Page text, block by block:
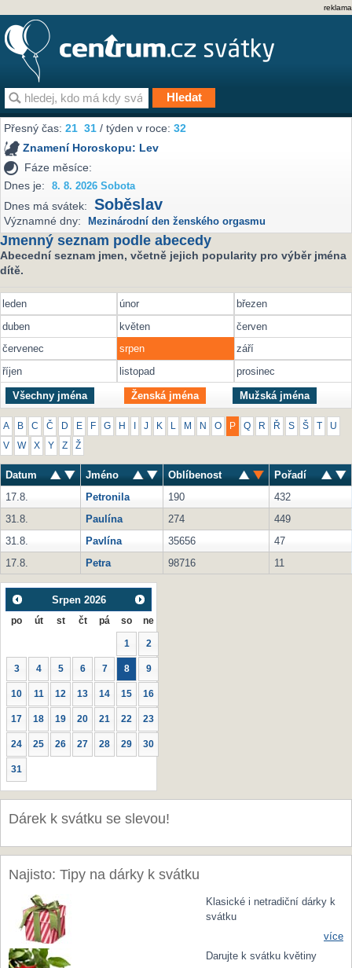
reklama
Přesný čas:21 31 / týden v roce:32
Znamení Horoskopu: Lev
Fáze měsíce:
Dnes je:
8. 8. 2026 Sobota
Dnes má svátek: Soběslav
Významné dny: Mezinárodní den ženského orgasmu
Jmenný seznam podle abecedy
Abecední seznam jmen, včetně jejich popularity pro výběr jména
dítě.
leden únor
březen
duben
květen
červen
červenec
srpen
září
říjen
listopad prosinec
Všechny jména Ženská jména Mužská jména
A B C Č D E F G H J K M N O P Q R Ř S Š U
V W X Y Z Ž
Datum Jméno Oblíbenost
Pořadí
17.8.
Petronila 190
432
31.8.
Paulína 274
449
31.8.
Pavlína 35656
47
17.8.
Petra 98716 11
Srpen 2026
po út st čt pá so ne
1 2
3 4 5 6 7 8 9
10 11 12 13 14 15 16
17 18 19 20 21 22 23
24 25 26 27 28 29 30
31
Dárek k svátku se slevou!
Najisto: Tipy na dárky k svátku
Klasické i netradiční dárky k
svátku
více
Darujte k svátku květiny